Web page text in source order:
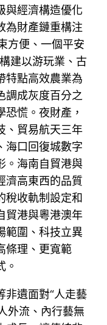
與經濟構造優化
為財產鏈重構注
方便、一個平安
建以游玩業、古
特點高效農業為
調成灰度百分之
慌。夜財產，
、貿易航天三年
海口回復城數字
。海南自貿港與
濟高東西的品質
稅收軌制設定和
貿港與粵港澳年
範圍、科技立異
條理、更寬範
。
非遺面對“人走藝
外流、內行藝無